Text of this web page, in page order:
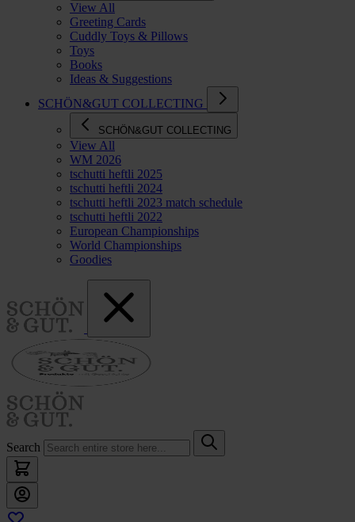
View All
Greeting Cards
Cuddly Toys & Pillows
Toys
Books
Ideas & Suggestions
SCHÖN&GUT COLLECTING
SCHÖN&GUT COLLECTING
View All
WM 2026
tschutti heftli 2025
tschutti heftli 2024
tschutti heftli 2023 match schedule
tschutti heftli 2022
European Championships
World Championships
Goodies
Search